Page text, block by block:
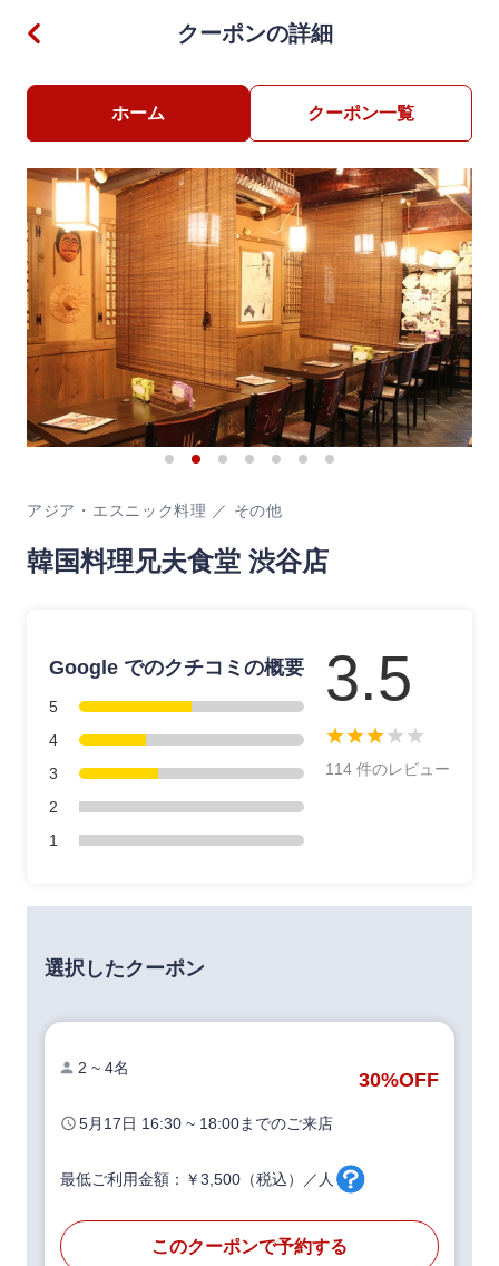
クーポンの詳細
ホーム クーポン一覧
アジア・エスニック料理 ／ その他
韓国料理兄夫食堂 渋谷店
Google でのクチコミの概要
5
4
3
2
1
3.5
★★★★ ★
114 件のレビュー
選択したクーポン
30%OFF
2 ~ 4名
5月17日 16:30 ~ 18:00までのご来店
最低ご利用金額：￥3,500（税込）／人
このクーポンで予約する